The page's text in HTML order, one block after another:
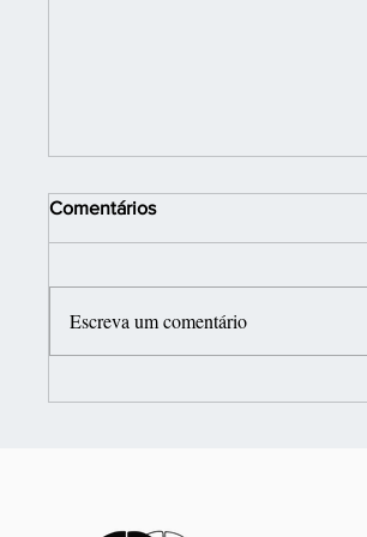
Comentários
Escreva um comentário